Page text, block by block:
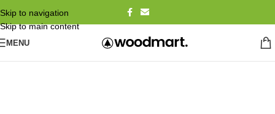
Skip to navigation
Skip to main content
MENU